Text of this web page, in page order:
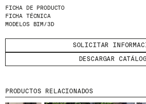
FICHA DE PRODUCTO
FICHA TÉCNICA
MODELOS BIM/3D
SOLICITAR
DESCARGAR
PRODUCTOS RELACIONADOS
HE LEÍDO Y ACEPTO LA
ENVIAR